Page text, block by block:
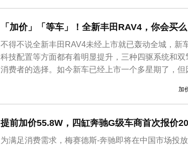
「加价」「等车」！全新丰田RAV4，你会买么
不得不说全新丰田RAV4未经上市就已轰动全城，新
科技配置等方面都有着明显提升，三种四驱系统和
消费者的选择。如今新车已经上市一个多星期了，
优惠，并且对于不同的颜色都有着加价的情况，例如
情况都需要加价2000元。当然这种情况在其他...
加
提前加价55.8W，四缸奔驰G级车商首次报价
为满足消费需求，梅赛德斯-奔驰即将在中国市场投